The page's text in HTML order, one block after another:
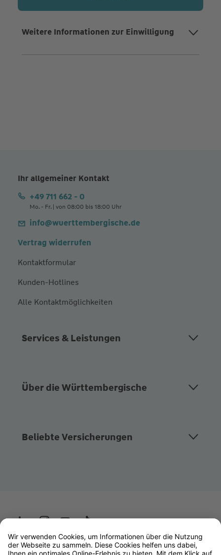
Weitere Informationen zur Einwilligung
Ihr allgemeiner Kontakt
+49 711 662 - 0
Mo. - Fr. | von 08:00 bis 18:00 Uhr
info@wuerttembergische.de
Vertrag widerrufen
Kontaktformular
Kunden-Hotlines
Alle Kontaktmöglichkeiten
Services & Leistungen
Über die Württembergische
Beliebte Versicherungen
Wüstenrot